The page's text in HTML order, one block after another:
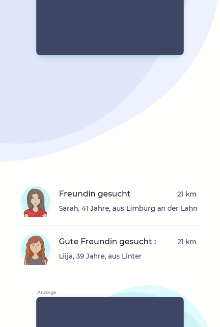
Freundin gesucht
Sarah, 41 Jahre, aus Limburg an der Lahn
21 km
Gute Freundin gesucht :
Liija, 39 Jahre, aus Linter
21 km